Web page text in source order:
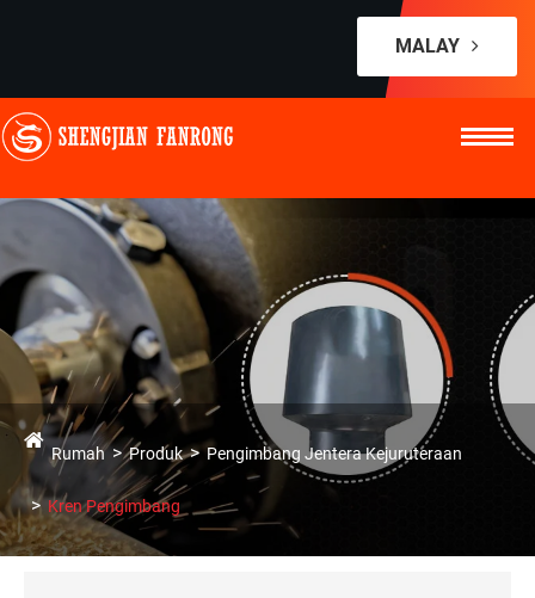
MALAY
Rumah Produk Pengimbang Jentera Kejuruteraan
Kren Pengimbang